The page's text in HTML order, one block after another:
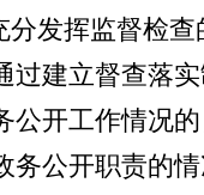
发挥监督检
过建立督查落
公开工作情况
务公开职责的